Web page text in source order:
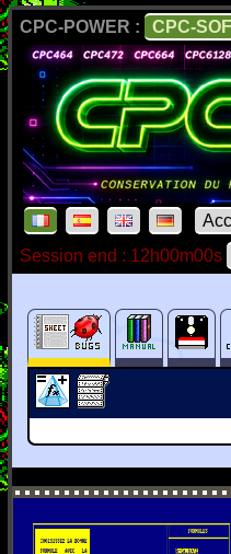
CPC-POWER : CPC-
Session end : 12h00m00s